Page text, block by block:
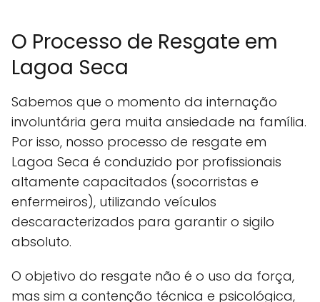
O Processo de Resgate em
Lagoa Seca
Sabemos que o momento da internação
involuntária gera muita ansiedade na família.
Por isso, nosso processo de resgate em
Lagoa Seca é conduzido por profissionais
altamente capacitados (socorristas e
enfermeiros), utilizando veículos
descaracterizados para garantir o sigilo
absoluto.
O objetivo do resgate não é o uso da força,
mas sim a contenção técnica e psicológica,